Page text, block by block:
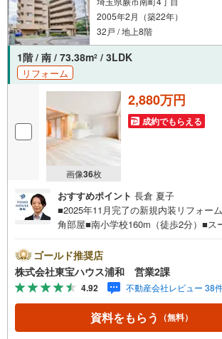
2005年2月（築22年）
32戸 / 地上8階
1階 / 南 / 73.38m2 / 3LDK
リフォーム
画像36枚
2,880万円
成約でもらえる
おすすめポイント 長倉 夏子
■2025年11月完了の新規内装リフォー
角部屋■南小学校160m（徒歩2分）■ス
れなく「住宅ローン講座」プレゼント
00（年中無休）こちらの時間帯はお電
がスムーズにご案内できますぜひお気
東宝ハウスライフソリューションズグ
浦和 特別提携金利〔一例〕東宝ハウ
変動金利全期間引下げプラン⇒住宅ロ
ゴールド推奨店
株式会社東宝ハウス浦和 営業2課
4.92 不動産会社レビュー 38
資料をもらう （無料）